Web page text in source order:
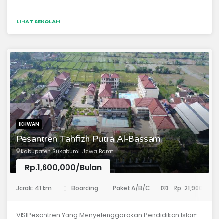
LIHAT SEKOLAH
IKHWAN
Pesantren Tahfizh Putra Al-Bassam
Kabupaten Sukabumi, Jawa Barat
Rp.1,600,000/Bulan
Jarak: 41 km Boarding Paket A/B/C Rp. 21,900,000
VISIPesantren Yang Menyelenggarakan Pendidikan Islam